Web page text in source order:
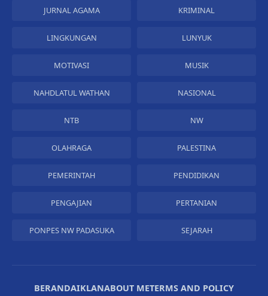
JURNAL AGAMA KRIMINAL
LINGKUNGAN LUNYUK
MOTIVASI MUSIK
NAHDLATUL WATHAN NASIONAL
NTB NW
OLAHRAGA PALESTINA
PEMERINTAH PENDIDIKAN
PENGAJIAN PERTANIAN
PONPES NW PADASUKA SEJARAH
BERANDAIKLANABOUT METERMS AND POLICY